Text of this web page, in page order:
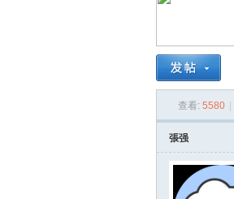
查看: 5580
張强